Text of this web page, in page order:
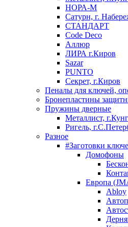
НОРА-М
Сатурн, г.
СТАНДАРТ
Code Deco
Аллюр
ЛИРА г.Киров
Sazar
PUNTO
Секрет, г.Киров
Пеналы для ключей,
Бронепластины
Пружины дверные
Металлист,
Ригель,
Разное
#Заготовки
Домофоны
Европа
Abloy